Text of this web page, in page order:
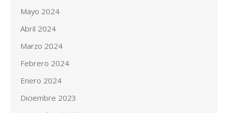
Mayo 2024
Abril 2024
Marzo 2024
Febrero 2024
Enero 2024
Diciembre 2023